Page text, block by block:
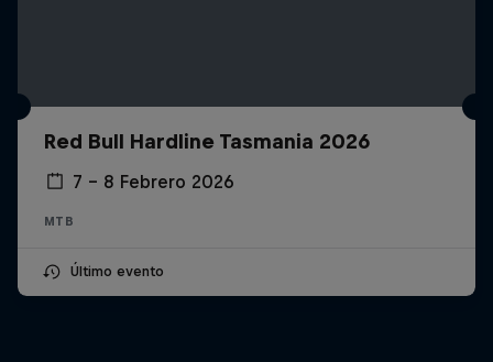
Red Bull Hardline Tasmania 2026
7 – 8 Febrero 2026
MTB
Último evento